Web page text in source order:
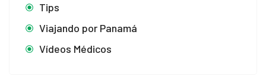
al Tips
Viajando por Panamá
Vídeos Médicos